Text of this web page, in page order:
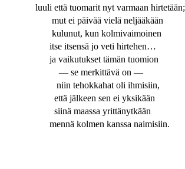
luuli että tuomarit nyt varmaan hirtetään;
mut ei päivää vielä neljääkään
kulunut, kun kolmivaimoinen
itse itsensä jo veti hirtehen…
ja vaikutukset tämän tuomion
— se merkittävä on —
niin tehokkahat oli ihmisiin,
että jälkeen sen ei yksikään
siinä maassa yrittänytkään
mennä kolmen kanssa naimisiin.